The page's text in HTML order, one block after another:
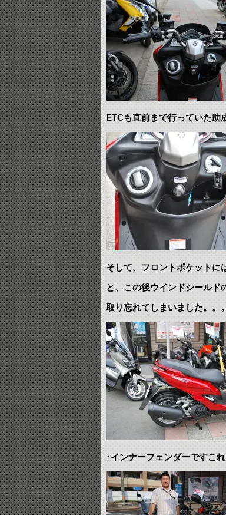
ETCも直前まで行っていた助
そして、フロントポケットに
と、この後ウインドシールド
取り忘れてしまいました。。
↑インナーフェンダーですこ